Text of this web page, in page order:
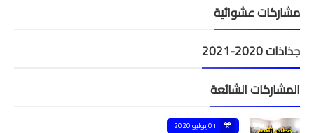
مشاركات عشوائية
جذاذات 2020-2021
المشاركات الشائعة
01 يوليو 2020